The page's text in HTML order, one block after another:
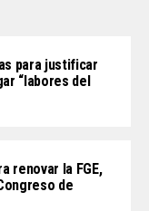
para justificar
“labores del
renovar la FGE,
de